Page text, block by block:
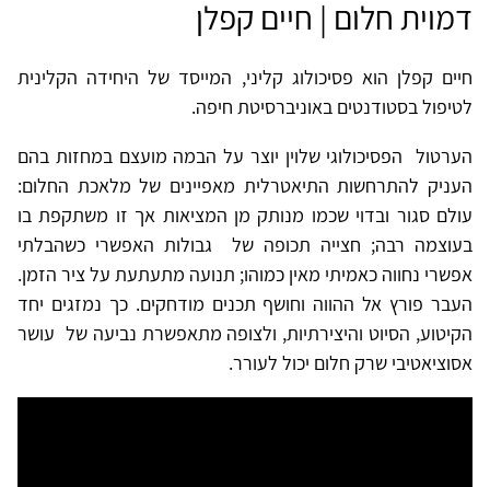
דמוית חלום | חיים קפלן
חיים קפלן הוא פסיכולוג קליני, המייסד של היחידה הקלינית
לטיפול בסטודנטים באוניברסיטת חיפה.
הערטול הפסיכולוגי שלוין יוצר על הבמה מועצם במחזות בהם
העניק להתרחשות התיאטרלית מאפיינים של מלאכת החלום:
עולם סגור ובדוי שכמו מנותק מן המציאות אך זו משתקפת בו
בעוצמה רבה; חצייה תכופה של גבולות האפשרי כשהבלתי
אפשרי נחווה כאמיתי מאין כמוהו; תנועה מתעתעת על ציר הזמן.
העבר פורץ אל ההווה וחושף תכנים מודחקים. כך נמזגים יחד
הקיטוע, הסיוט והיצירתיות, ולצופה מתאפשרת נביעה של עושר
אסוציאטיבי שרק חלום יכול לעורר.